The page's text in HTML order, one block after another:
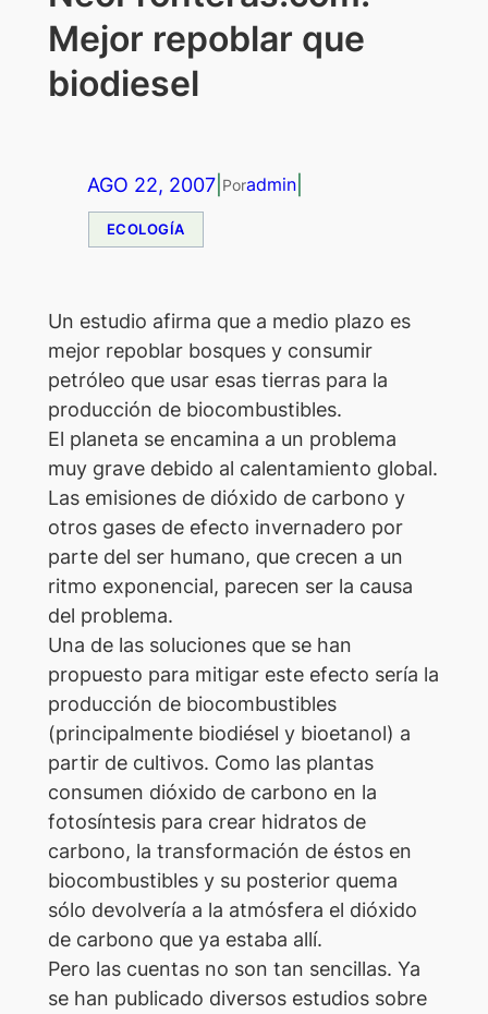
Mejor repoblar que
biodiesel
AGO 22, 2007| Poradmin|
ECOLOGÍA
Un estudio afirma que a medio plazo es
mejor repoblar bosques y consumir
petróleo que usar esas tierras para la
producción de biocombustibles.
El planeta se encamina a un problema
muy grave debido al calentamiento global.
Las emisiones de dióxido de carbono y
otros gases de efecto invernadero por
parte del ser humano, que crecen a un
ritmo exponencial, parecen ser la causa
del problema.
Una de las soluciones que se han
propuesto para mitigar este efecto sería la
producción de biocombustibles
(principalmente biodiésel y bioetanol) a
partir de cultivos. Como las plantas
consumen dióxido de carbono en la
fotosíntesis para crear hidratos de
carbono, la transformación de éstos en
biocombustibles y su posterior quema
sólo devolvería a la atmósfera el dióxido
de carbono que ya estaba allí.
Pero las cuentas no son tan sencillas. Ya
se han publicado diversos estudios sobre